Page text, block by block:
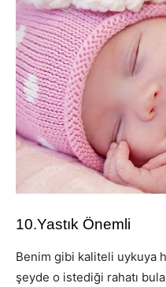
10.Yastık Önemli
Benim gibi kaliteli uykuya
şeyde o istediği rahatı